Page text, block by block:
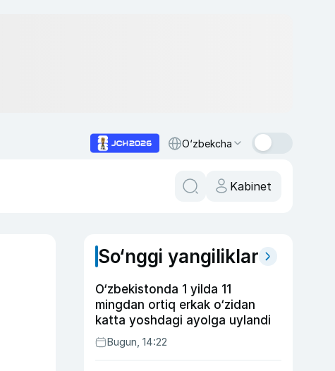
O‘zbekcha
Kabinet
So‘nggi yangiliklar
O‘zbekistonda 1 yilda 11
mingdan ortiq erkak o‘zidan
katta yoshdagi ayolga uylandi
Bugun, 14:22